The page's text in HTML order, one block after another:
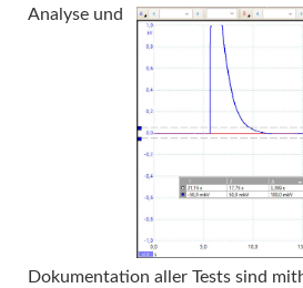
Analyse und
Dokumentation aller Tests sind